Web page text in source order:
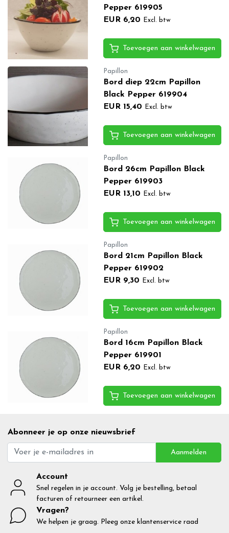
Pepper 619905
EUR 6,20
Excl. btw
Toevoegen aan winkelwagen
Papillon
Bord diep 22cm Papillon
Black Pepper 619904
EUR 15,40
Excl. btw
Toevoegen aan winkelwagen
Papillon
Bord 26cm Papillon Black
Pepper 619903
EUR 13,10
Excl. btw
Toevoegen aan winkelwagen
Papillon
Bord 21cm Papillon Black
Pepper 619902
EUR 9,30
Excl. btw
Toevoegen aan winkelwagen
Papillon
Bord 16cm Papillon Black
Pepper 619901
EUR 6,20
Excl. btw
Toevoegen aan winkelwagen
Abonneer je op onze nieuwsbrief
Aanmelden
Account
Snel regelen in je account. Volg je bestelling, betaal
facturen of retourneer een artikel.
Vragen?
We helpen je graag. Pleeg onze klantenservice raad